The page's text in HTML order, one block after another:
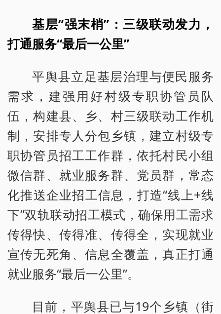
基层“强末梢”：三级联动发力，
打通服务“最后一公里”
平舆县立足基层治理与便民服务
需求，建强用好村级专职协管员队
伍，构建县、乡、村三级联动工作机
制，安排专人分包乡镇，建立村级专
职协管员招工工作群，依托村民小组
微信群、就业服务群、党员群，常态
化推送企业招工信息，打造“线上+线
下”双轨联动招工模式，确保用工需求
传得快、传得准、传得全，实现就业
宣传无死角、信息全覆盖，真正打通
就业服务“最后一公里”。
目前，平舆县已与19个乡镇（街